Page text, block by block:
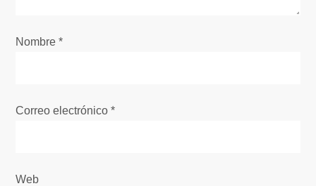
e
t
a
Nombre*
Correo electrónico*
Web